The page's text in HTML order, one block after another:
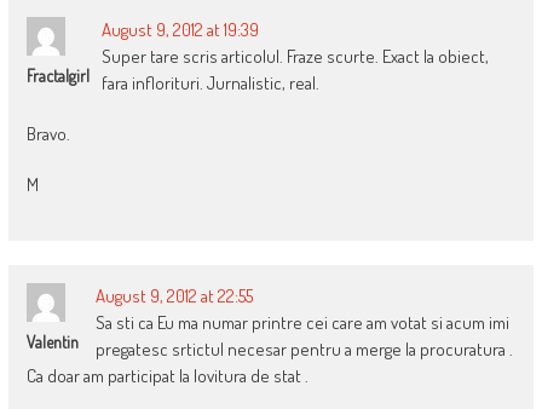
Fractalgirl
August 9, 2012 at 19:39
Super tare scris articolul. Fraze scurte. Exact la obiect,
fara inflorituri. Jurnalistic, real.
Bravo.
M
Valentin
August 9, 2012 at 22:55
Sa sti ca Eu ma numar printre cei care am votat si acum imi
pregatesc srtictul necesar pentru a merge la procuratura .
Ca doar am participat la lovitura de stat .